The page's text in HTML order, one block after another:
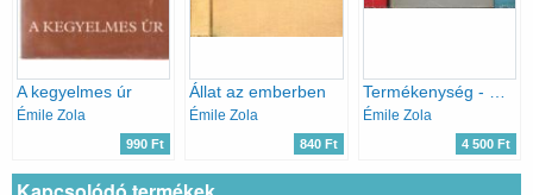
A kegyelmes úr
Émile Zola
990 Ft
Állat az emberben
Émile Zola
840 Ft
Émile Zola
4 500 Ft